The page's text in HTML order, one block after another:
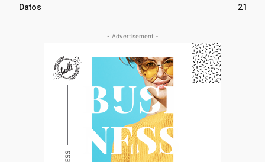
Datos
21
- Advertisement -